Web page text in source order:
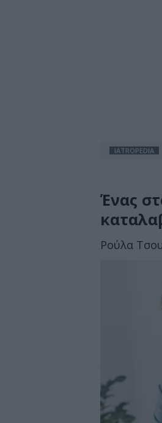
IATROPEDIA
Ένας
Ρούλα